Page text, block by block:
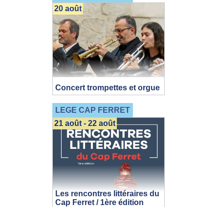
Concert trompettes et orgue
20 août
LEGE CAP FERRET
Les rencontres littéraires du
Cap Ferret / 1ère édition
21 août - 22 août